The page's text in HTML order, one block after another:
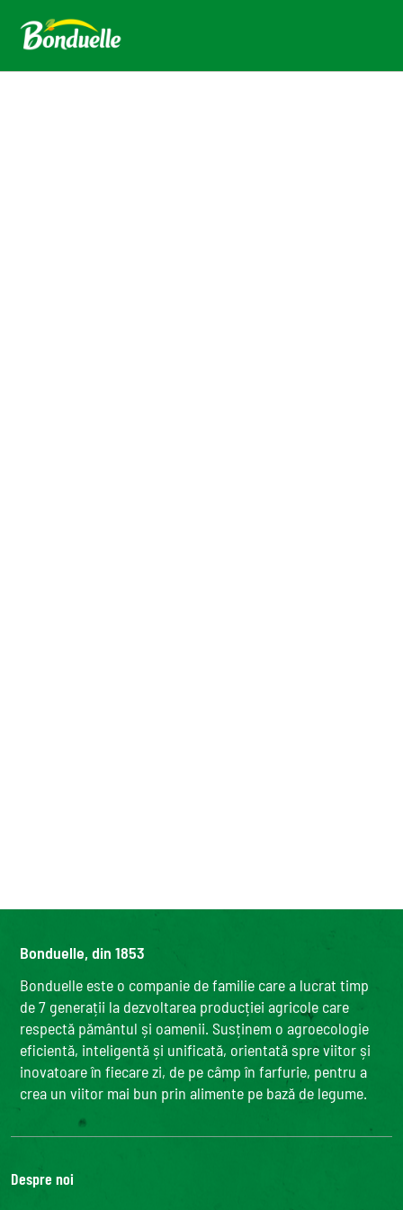
Bonduelle, din 1853
Bonduelle este o companie de familie care a lucrat timp
de 7 generații la dezvoltarea producției agricole care
respectă pământul și oamenii. Susținem o agroecologie
eficientă, inteligentă și unificată, orientată spre viitor și
inovatoare în fiecare zi, de pe câmp în farfurie, pentru a
crea un viitor mai bun prin alimente pe bază de legume.
Despre noi